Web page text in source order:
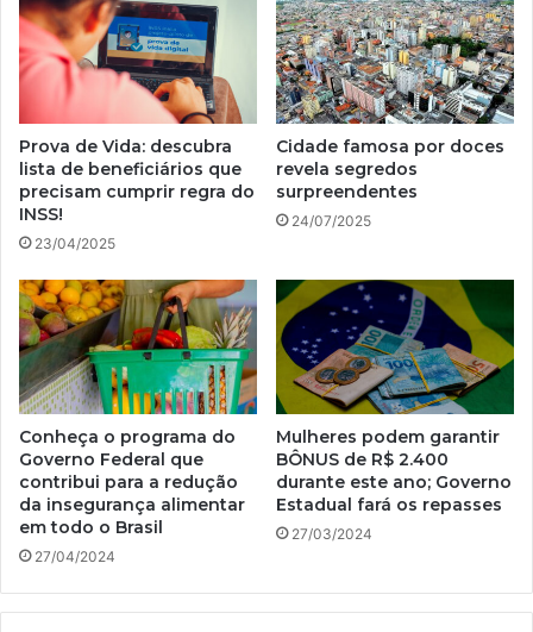
Prova de Vida: descubra
lista de beneficiários que
precisam cumprir regra do
INSS!
23/04/2025
Cidade famosa por doces
revela segredos
surpreendentes
24/07/2025
Conheça o programa do
Governo Federal que
contribui para a redução
da insegurança alimentar
em todo o Brasil
27/04/2024
Mulheres podem garantir
BÔNUS de R$ 2.400
durante este ano; Governo
Estadual fará os repasses
27/03/2024